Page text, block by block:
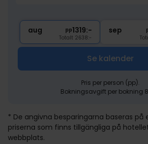
aug pp1319:-
Totalt 2638:-
sep
Se kalender
Pris per person (pp).
Bokningsavgift per bokning
* De angivna besparingarna baseras
priserna som finns tillgängliga på
webbplats.